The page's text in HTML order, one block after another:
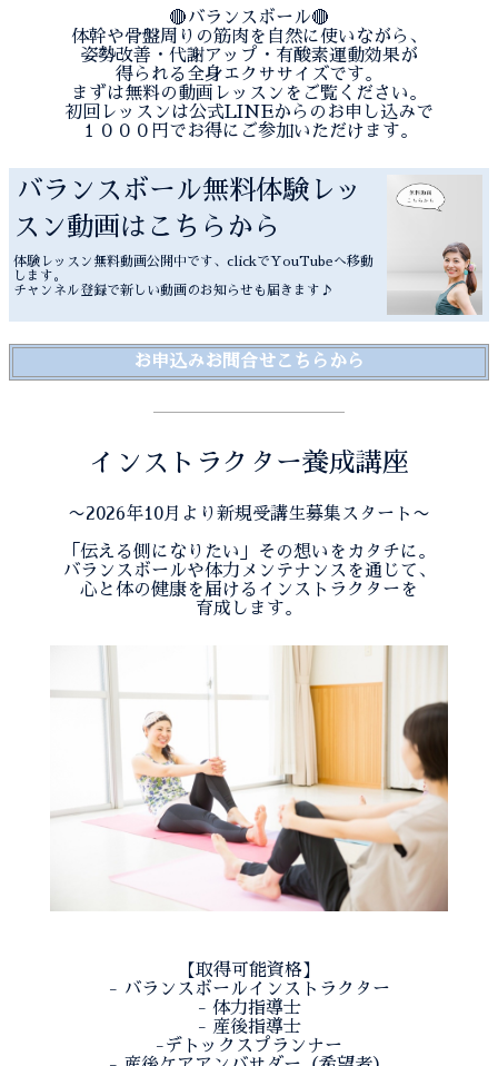
🔴バランスボール🔴
体幹や骨盤周りの筋肉を自然に使いながら、
姿勢改善・代謝アップ・有酸素運動効果が
得られる全身エクササイズです。
まずは無料の動画レッスンをご覧ください。
初回レッスンは公式LINEからのお申し込みで
１０００円でお得にご参加いただけます。
バランスボール無料体験レッ
スン動画はこちらから
体験レッスン無料動画公開中です、clickでYouTubeへ移動
します。
チャンネル登録で新しい動画のお知らせも届きます♪
お申込みお問合せこちらから
インストラクター養成講座
〜2026年10月より新規受講生募集スタート〜
「伝える側になりたい」その想いをカタチに。
バランスボールや体力メンテナンスを通じて、
心と体の健康を届けるインストラクターを
育成します。
【取得可能資格】
- バランスボールインストラクター
- 体力指導士
- 産後指導士
-デトックスプランナー